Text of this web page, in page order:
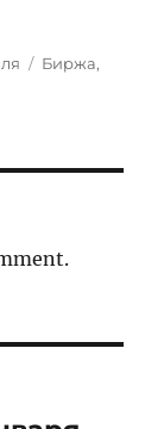
Tags
Биржа,